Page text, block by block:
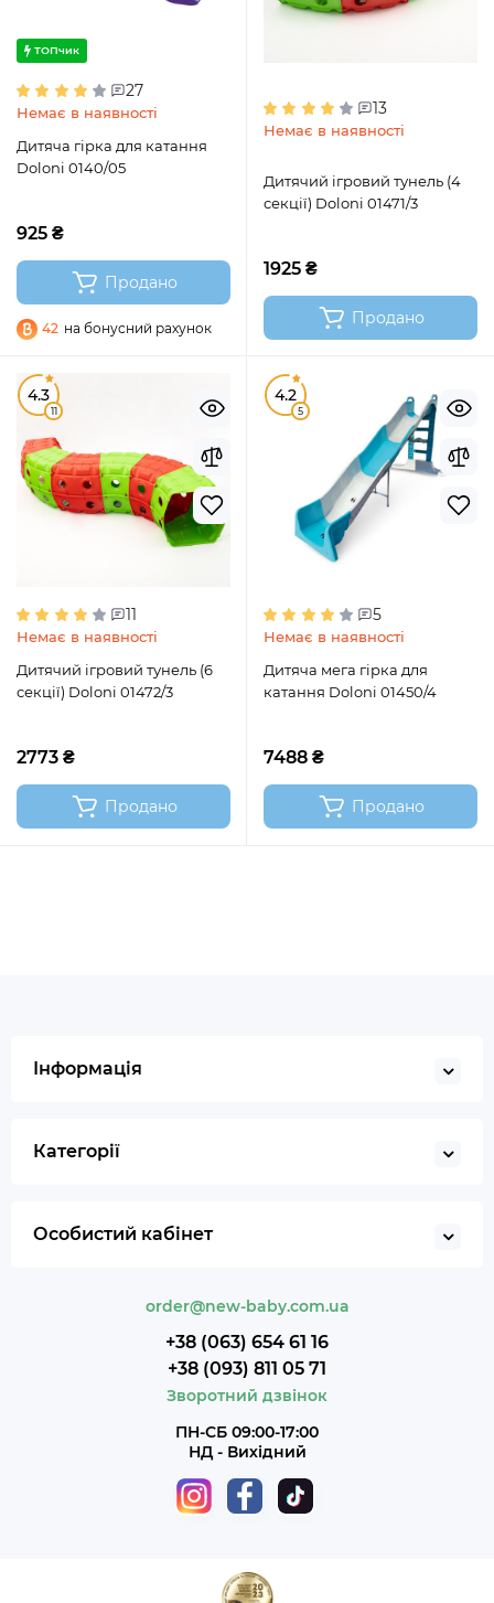
ТОПчик
27
Немає в наявності
Дитяча гірка для катання
Doloni 0140/05
925 ₴
Продано
42 на бонусний рахунок
13
Немає в наявності
Дитячий ігровий тунель (4
секції) Doloni 01471/3
1925 ₴
Продано
4.3
11
11
Немає в наявності
Дитячий ігровий тунель (6
секції) Doloni 01472/3
2773 ₴
Продано
4.2
5
5
Немає в наявності
Дитяча мега гірка для
катання Doloni 01450/4
7488 ₴
Продано
Інформація
Категорії
Особистий кабінет
order@new-baby.com.ua
+38 (063) 654 61 16
+38 (093) 811 05 71
Зворотний дзвінок
ПН-СБ 09:00-17:00
НД - Вихідний